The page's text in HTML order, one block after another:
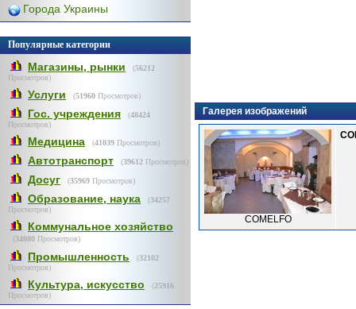
Города Украины
Популярные категории
Магазины, рынки (56212
Просмотров)
Услуги (51960 Просмотров)
Гос. учреждения (48424
Просмотров)
Медицина (41039 Просмотров)
Автотранспорт (39612 Просмотров)
Досуг (35969 Просмотров)
Образование, наука (34257
Просмотров)
Коммунальное хозяйство
(34080 Просмотров)
Промышленность (32102
Просмотров)
Культура, искусство (25916
Просмотров)
Галерея изображений
COMELFO